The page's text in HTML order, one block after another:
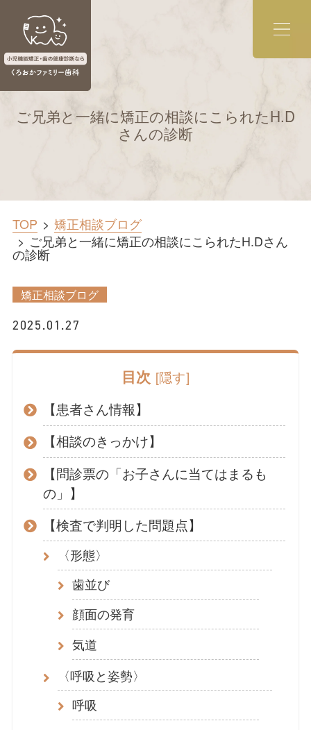
ご兄弟と一緒に矯正の相談にこられたH.D
さんの診断
TOP
矯正相談ブログ
ご兄弟と一緒に矯正の相談にこられたH.Dさん
の診断
矯正相談ブログ
2025.01.27
目次 [隠す]
【患者さん情報】
【相談のきっかけ】
【問診票の「お子さんに当てはまるも
の」】
【検査で判明した問題点】
〈形態〉
歯並び
顔面の発育
気道
〈呼吸と姿勢〉
呼吸